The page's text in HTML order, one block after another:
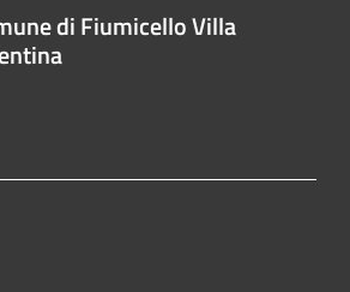
di Fiumicello Villa